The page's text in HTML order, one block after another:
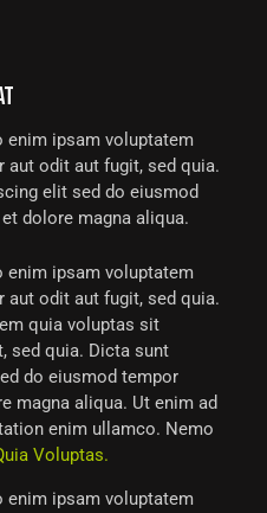
enim ipsam voluptatem
aut odit aut fugit, sed quia.
elit sed do eiusmod
dolore magna aliqua.
enim ipsam voluptatem
aut odit aut fugit, sed quia.
quia voluptas sit
sed quia. Dicta sunt
do eiusmod tempor
magna aliqua. Ut enim ad
enim ullamco. Nemo
Voluptas.
enim ipsam voluptatem